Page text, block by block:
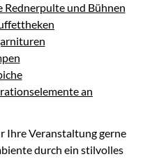
und Bühnen
an
Ihre Veranstaltung gerne
durch ein stilvolles